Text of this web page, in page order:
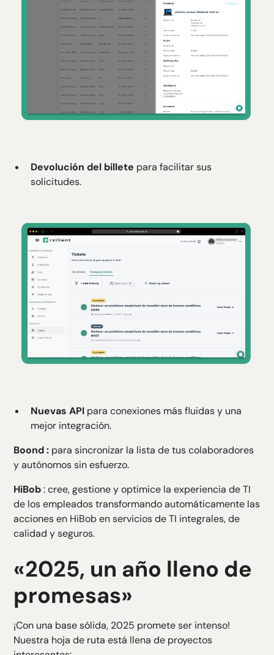
Devolución del billete para facilitar sus
solicitudes.
Nuevas API para conexiones más fluidas y una
mejor integración.
Boond: para sincronizar la lista de tus colaboradores
y autónomos sin esfuerzo.
HiBob: cree, gestione y optimice la experiencia de TI
de los empleados transformando automáticamente las
acciones en HiBob en servicios de TI integrales, de
calidad y seguros.
«2025, un año lleno de
promesas»
¡Con una base sólida, 2025 promete ser intenso!
Nuestra hoja de ruta está llena de proyectos